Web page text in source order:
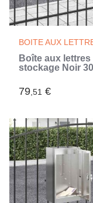
BOITE AUX
Boîte aux lettres
stockage Noir
79,51 €